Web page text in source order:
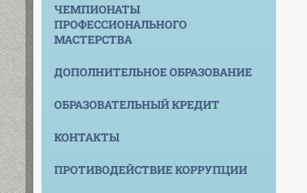
ЧЕМПИОНАТЫ
ПРОФЕССИОНАЛЬНОГО
МАСТЕРСТВА
ДОПОЛНИТЕЛЬНОЕ ОБРАЗОВАНИЕ
ОБРАЗОВАТЕЛЬНЫЙ КРЕДИТ
КОНТАКТЫ
ПРОТИВОДЕЙСТВИЕ КОРРУПЦИИ